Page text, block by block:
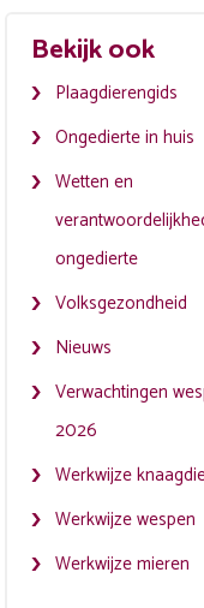
Bekijk ook
Plaagdierengids
Ongedierte in huis
Wetten en
ongedierte
Volksgezondheid
Nieuws
Verwachtingen
2026
Werkwijze
Werkwijze wespen
Werkwijze mieren